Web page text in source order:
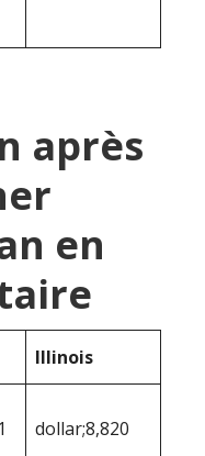
après
en
Illinois
dollar;8,820